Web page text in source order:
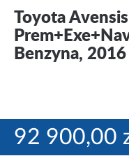
Toyota
Benzyna, 2016
92 900,00